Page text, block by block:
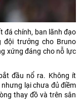
đá chính, ban lãnh đạo
đội trưởng cho Bruno
xứng đáng cho nỗ lực
đầu nổ ra. Không ít
lại chưa đủ điềm
thay đồ và trên sân